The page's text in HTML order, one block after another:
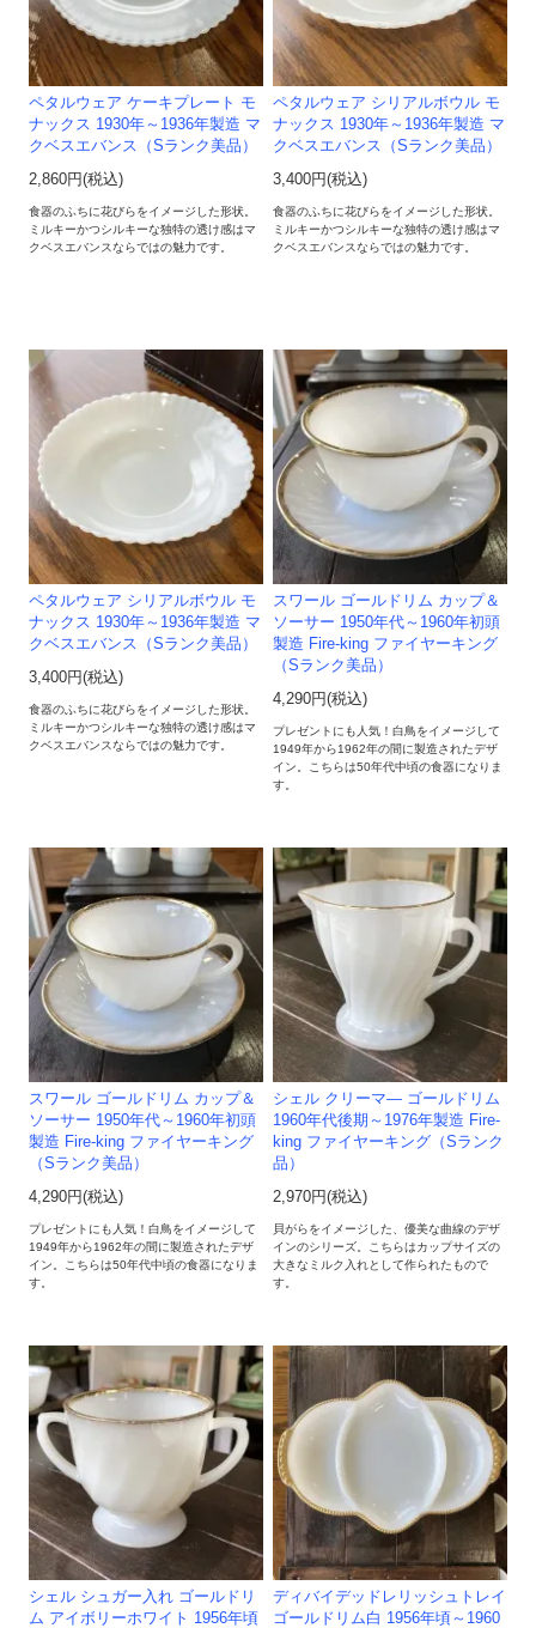
ペタルウェア ケーキプレート モ
ナックス 1930年～1936年製造 マ
クベスエバンス（Sランク美品）
2,860円(税込)
食器のふちに花びらをイメージした形状。
ミルキーかつシルキーな独特の透け感はマ
クベスエバンスならではの魅力です。
ペタルウェア シリアルボウル モ
ナックス 1930年～1936年製造 マ
クベスエバンス（Sランク美品）
3,400円(税込)
食器のふちに花びらをイメージした形状。
ミルキーかつシルキーな独特の透け感はマ
クベスエバンスならではの魅力です。
ペタルウェア シリアルボウル モ
ナックス 1930年～1936年製造 マ
クベスエバンス（Sランク美品）
3,400円(税込)
食器のふちに花びらをイメージした形状。
ミルキーかつシルキーな独特の透け感はマ
クベスエバンスならではの魅力です。
スワール ゴールドリム カップ＆
ソーサー 1950年代～1960年初頭
製造 Fire-king ファイヤーキング
（Sランク美品）
4,290円(税込)
プレゼントにも人気！白鳥をイメージして
1949年から1962年の間に製造されたデザ
イン。こちらは50年代中頃の食器になりま
す。
スワール ゴールドリム カップ＆
ソーサー 1950年代～1960年初頭
製造 Fire-king ファイヤーキング
（Sランク美品）
4,290円(税込)
プレゼントにも人気！白鳥をイメージして
1949年から1962年の間に製造されたデザ
イン。こちらは50年代中頃の食器になりま
す。
シェル クリーマ― ゴールドリム
1960年代後期～1976年製造 Fire-
king ファイヤーキング（Sランク
品）
2,970円(税込)
貝がらをイメージした、優美な曲線のデザ
インのシリーズ。こちらはカップサイズの
大きなミルク入れとして作られたもので
す。
シェル シュガー入れ ゴールドリ
ム アイボリーホワイト 1956年頃
ディバイデッドレリッシュトレイ
ゴールドリム白 1956年頃～1960